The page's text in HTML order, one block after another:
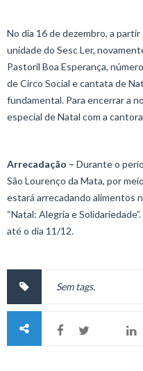
No dia 16 de dezembro, a
unidade do Sesc Ler,
Pastoril Boa Esperança,
de Circo Social e cantata de
fundamental. Para encerrar a
especial de Natal com a
Arrecadação – Durante o
São Lourenço da Mata, por
estará arrecadando alimentos
“Natal: Alegria e
até o dia 11/12.
Sem tags.